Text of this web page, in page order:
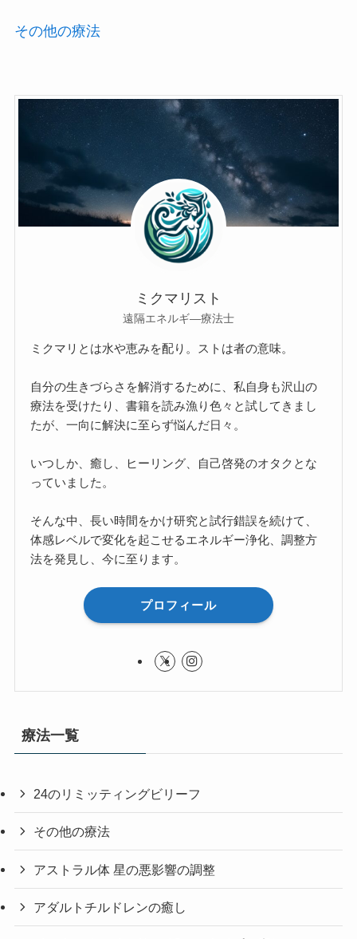
その他の療法
ミクマリスト
遠隔エネルギ―療法士
ミクマリとは水や恵みを配り。ストは者の意味。
自分の生きづらさを解消するために、私自身も沢山の
療法を受けたり、書籍を読み漁り色々と試してきまし
たが、一向に解決に至らず悩んだ日々。
いつしか、癒し、ヒーリング、自己啓発のオタクとな
っていました。
そんな中、長い時間をかけ研究と試行錯誤を続けて、
体感レベルで変化を起こせるエネルギー浄化、調整方
法を発見し、今に至ります。
プロフィール
療法一覧
24のリミッティングビリーフ
その他の療法
アストラル体 星の悪影響の調整
アダルトチルドレンの癒し